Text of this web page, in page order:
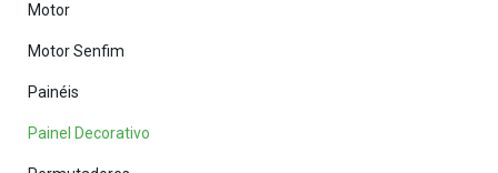
Motor
Motor Senfim
Painéis
Painel Decorativo